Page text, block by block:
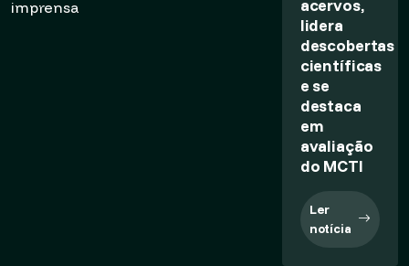
imprensa
acervos,
lidera
descobertas
científicas
e se
destaca
em
avaliação
do MCTI
Ler
notícia